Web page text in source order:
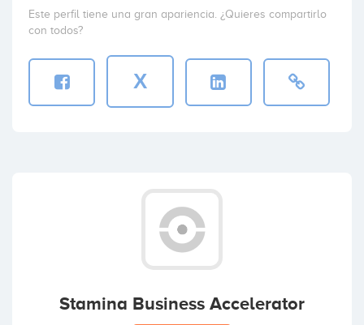
Este perfil tiene una gran apariencia. ¿Quieres compartirlo
con todos?
X
Stamina Business Accelerator